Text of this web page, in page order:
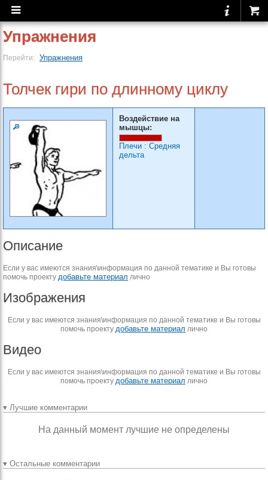
Упражнения
Перейти: Упражнения
Толчек гири по длинному циклу
Воздействие на
мышцы:
Плечи : Средняя
дельта
Описание
Если у вас имеются знания\информация по данной тематике и Вы готовы
помочь проекту добавьте материал лично
Изображения
Если у вас имеются знания\информация по данной тематике и Вы готовы
помочь проекту добавьте материал лично
Видео
Если у вас имеются знания\информация по данной тематике и Вы готовы
помочь проекту добавьте материал лично
▾ Лучшие комментарии
На данный момент лучшие не определены
▾ Остальные комментарии